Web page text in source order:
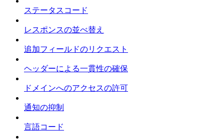
ステータスコード
レスポンスの並べ替え
追加フィールドのリクエスト
ヘッダーによる一貫性の確保
ドメインへのアクセスの許可
通知の抑制
言語コード